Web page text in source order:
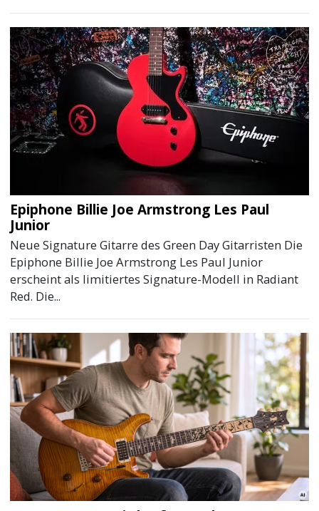
Epiphone Billie Joe Armstrong Les Paul
Junior
Neue Signature Gitarre des Green Day Gitarristen Die
Epiphone Billie Joe Armstrong Les Paul Junior
erscheint als limitiertes Signature-Modell in Radiant
Red. Die...